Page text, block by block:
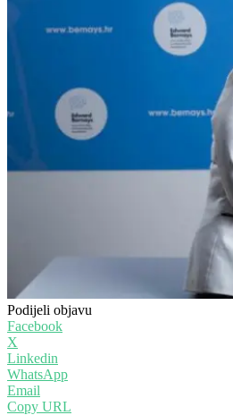
Podijeli objavu
Facebook
X
Linkedin
WhatsApp
Email
Copy URL